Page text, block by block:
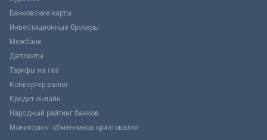
Банковские карты
Инвестиционные брокеры
Межбанк
Депозиты
Тарифы на газ
Конвертер валют
Кредит онлайн
Народный рейтинг банков
Мониторинг обменников криптовалют